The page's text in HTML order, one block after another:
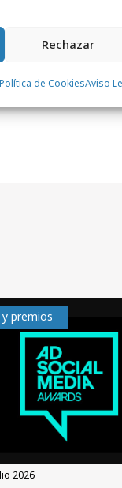
Rechazar
Política de CookiesAviso
premios
2026